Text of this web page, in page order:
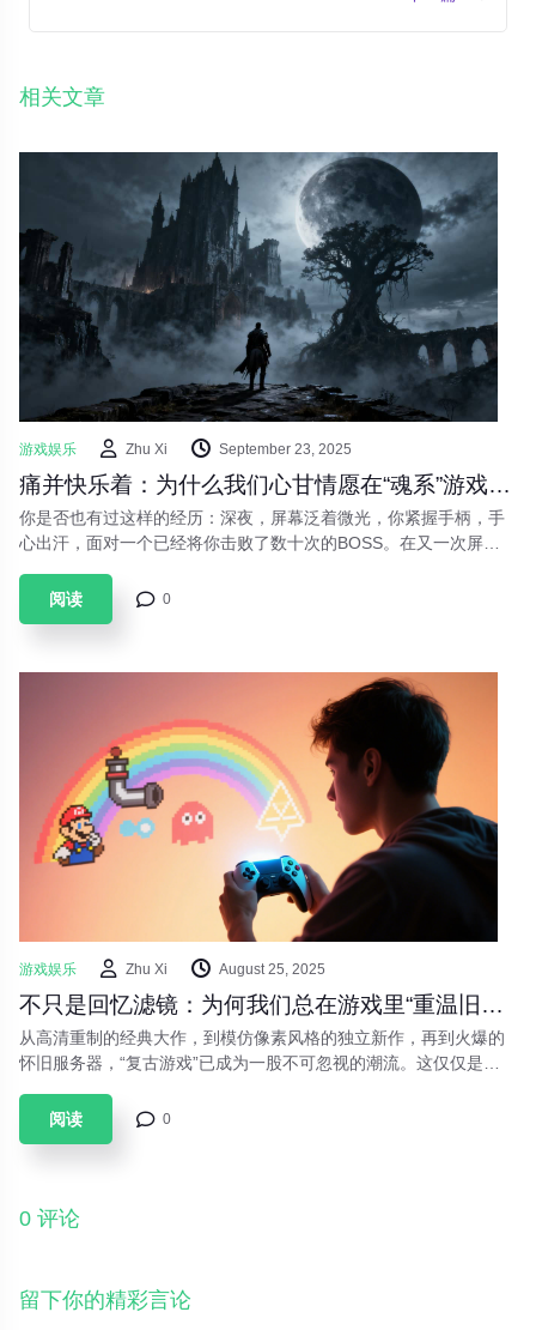
相关文章
游戏娱乐 Zhu Xi September 23, 2025
痛并快乐着：为什么我们心甘情愿在“魂系”游戏里“受苦”？
你是否也有过这样的经历：深夜，屏幕泛着微光，你紧握手柄，手
心出汗，面对一个已经将你击败了数十次的BOSS。在又一次屏幕
活”键，心中默念：“就最后一次”。这种“受苦”体验，正是近年来风
靡游戏圈的“魂系游戏”（Souls-like）的核心魅力。
阅读 0
游戏娱乐 Zhu Xi August 25, 2025
不只是回忆滤镜：为何我们总在游戏里“重温旧梦”？
从高清重制的经典大作，到模仿像素风格的独立新作，再到火爆的
怀旧服务器，“复古游戏”已成为一股不可忽视的潮流。这仅仅是我
文化逻辑？本文将探讨游戏怀旧风潮背后的魅力所在。
阅读 0
0 评论
留下你的精彩言论